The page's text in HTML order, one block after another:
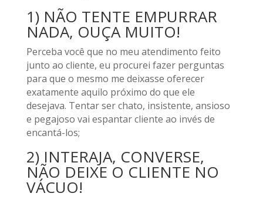
1) NÃO TENTE EMPURRAR
NADA, OUÇA MUITO!
Perceba você que no meu atendimento feito
junto ao cliente, eu procurei fazer perguntas
para que o mesmo me deixasse oferecer
exatamente aquilo próximo do que ele
desejava. Tentar ser chato, insistente, ansioso
e pegajoso vai espantar cliente ao invés de
encantá-los;
2) INTERAJA, CONVERSE,
NÃO DEIXE O CLIENTE NO
VÁCUO!